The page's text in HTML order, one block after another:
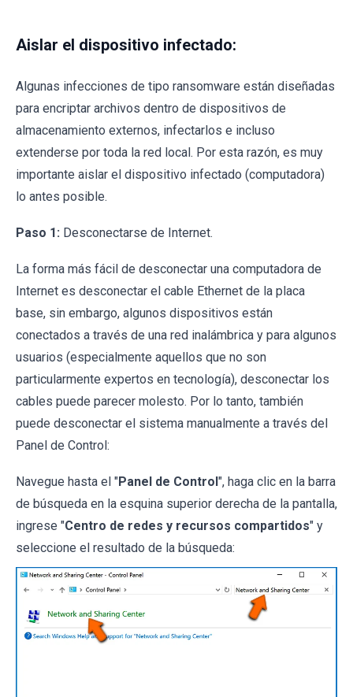
Aislar el dispositivo infectado:
Algunas infecciones de tipo ransomware están diseñadas
para encriptar archivos dentro de dispositivos de
almacenamiento externos, infectarlos e incluso
extenderse por toda la red local. Por esta razón, es muy
importante aislar el dispositivo infectado (computadora)
lo antes posible.
Paso 1: Desconectarse de Internet.
La forma más fácil de desconectar una computadora de
Internet es desconectar el cable Ethernet de la placa
base, sin embargo, algunos dispositivos están
conectados a través de una red inalámbrica y para algunos
usuarios (especialmente aquellos que no son
particularmente expertos en tecnología), desconectar los
cables puede parecer molesto. Por lo tanto, también
puede desconectar el sistema manualmente a través del
Panel de Control:
Navegue hasta el "Panel de Control", haga clic en la barra
de búsqueda en la esquina superior derecha de la pantalla,
ingrese "Centro de redes y recursos compartidos" y
seleccione el resultado de la búsqueda: